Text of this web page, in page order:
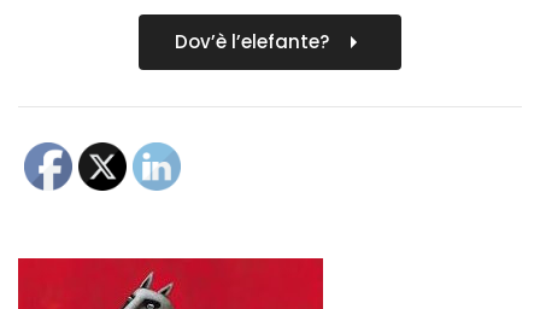
Dov’è l’elefante?